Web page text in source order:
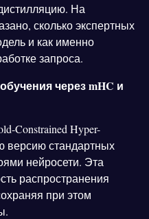
На
сколько экспертных
и как именно
запроса.
через mHC и
Constrained Hyper-
версию стандартных
нейросети. Эта
распространения
при этом